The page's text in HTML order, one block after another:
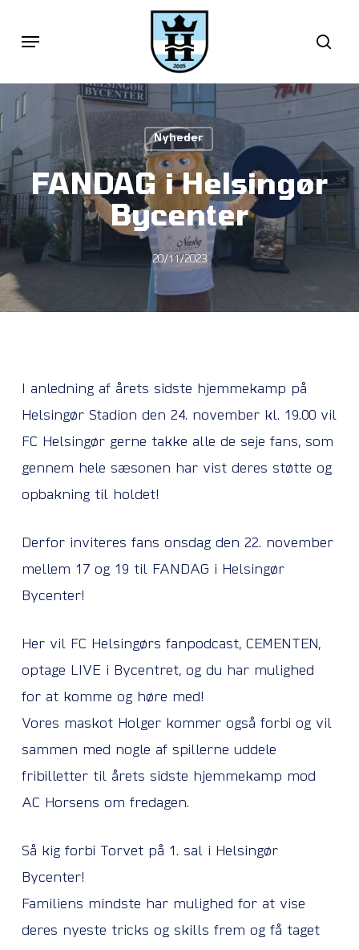
content
Menu
Nyheder
FANDAG i Helsingør
Bycenter
20/11/2023
I anledning af årets sidste hjemmekamp på
Helsingør Stadion den 24. november kl. 19.00 vil
FC Helsingør gerne takke alle de seje fans, som
gennem hele sæsonen har vist deres støtte og
opbakning til holdet!
Derfor inviteres fans onsdag den 22. november
mellem 17 og 19 til FANDAG i Helsingør
Bycenter!
Her vil FC Helsingørs fanpodcast, CEMENTEN,
optage LIVE i Bycentret, og du har mulighed
for at komme og høre med!
Vores maskot Holger kommer også forbi og vil
sammen med nogle af spillerne uddele
fribilletter til årets sidste hjemmekamp mod
AC Horsens om fredagen.
Så kig forbi Torvet på 1. sal i Helsingør
Bycenter!
Familiens mindste har mulighed for at vise
deres nyeste tricks og skills frem og få taget